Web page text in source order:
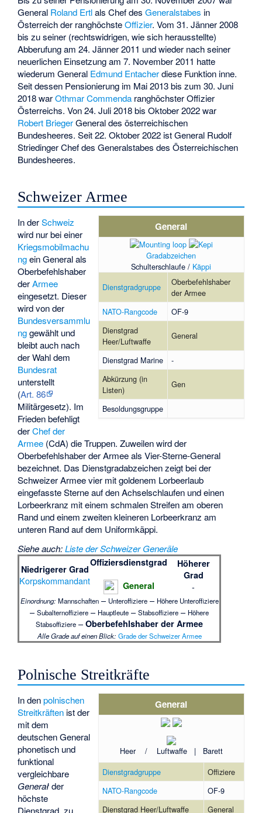
General Roland Ertlals Chef desGeneralstabes in
Österreich der ranghöchsteOffizier. Vom 31. Jänner 2008
bis zu seiner (rechtswidrigen, wie sich herausstellte)
Abberufung am 24. Jänner 2011 und wieder nach seiner
neuerlichen Einsetzung am 7. November 2011 hatte
wiederum General Edmund Entacherdiese Funktion inne.
Seit dessen Pensionierung im Mai 2013 bis zum 30. Juni
2018 warOthmar Commenda ranghöchster Offizier
Österreichs. Von 24. Juli 2018 bis Oktober 2022 war
Robert BriegerGeneral des österreichischen
Bundesheeres. Seit 22. Oktober 2022 ist General Rudolf
Striedinger Chef des Generalstabes des Österreichischen
Bundesheeres.
Schweizer Armee
General
Gradabzeichen
Schulterschlaufe / Käppi
Dienstgradgruppe
Oberbefehlshaber
der Armee
NATO-Rangcode
OF-9
Dienstgrad
Heer/Luftwaffe
General
Dienstgrad Marine
-
Abkürzung (in
Listen)
Gen
Besoldungsgruppe
In derSchweiz
wird nur bei einer
Kriegsmobilmachu
ngein General als
Oberbefehlshaber
derArmee
eingesetzt. Dieser
wird von der
Bundesversammlu
nggewählt und
bleibt auch nach
der Wahl dem
Bundesrat
unterstellt
(Art. 86
Militärgesetz). Im
Frieden befehligt
derChef der
Armee (CdA) die Truppen. Zuweilen wird der
Oberbefehlshaber der Armee als Vier-Sterne-General
bezeichnet. Das Dienstgradabzeichen zeigt bei der
Schweizer Armee vier mit goldenem Lorbeerlaub
eingefasste Sterne auf den Achselschlaufen und einen
Lorbeerkranz mit einem schmalen Streifen am oberen
Rand und einem zweiten kleineren Lorbeerkranz am
unteren Rand auf dem Uniformkäppi.
Siehe auch:Liste der Schweizer Generäle
Niedrigerer Grad
Korpskommandant
Offiziersdienstgrad
General
Höherer
Grad
-
Einordnung: Mannschaften– Unteroffiziere– Höhere Unteroffiziere
–Subalternoffiziere – Hauptleute –Stabsoffiziere – Höhere
Stabsoffiziere –Oberbefehlshaber der Armee
Alle Grade auf einen Blick: Grade der Schweizer Armee
Polnische Streitkräfte
General
Heer / Luftwaffe | Barett
Dienstgradgruppe
Offiziere
NATO-Rangcode
OF-9
Dienstgrad Heer/Luftwaffe
General
In denpolnischen
Streitkräften ist der
mit dem
deutschen General
phonetisch und
funktional
vergleichbare
Generałder
höchste
Dienstgrad, zu